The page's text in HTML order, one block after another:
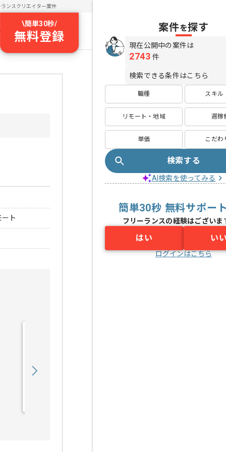
ランスクリエイター案件
\簡単30秒/
無料登録
ト
案件を探す
現在公開中の案件は
2743 件
検索できる条件はこちら
職種 スキル
リモート・地域 週稼
単価 こだわ
検索する
AI検索を使ってみる
簡単30秒 無料サポー
フリーランスの経験はございま
はい い
ログインはこちら